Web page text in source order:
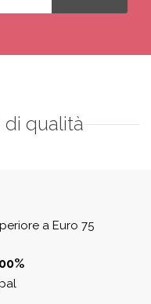
qualità
a Euro 75